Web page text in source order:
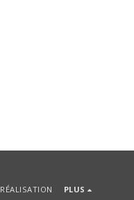
RÉALISATION PLUS